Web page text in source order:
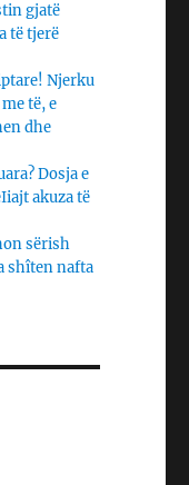
gjatë
të tjerë
Njerku
të, e
dhe
Dosja e
akuza të
sërish
shîten nafta